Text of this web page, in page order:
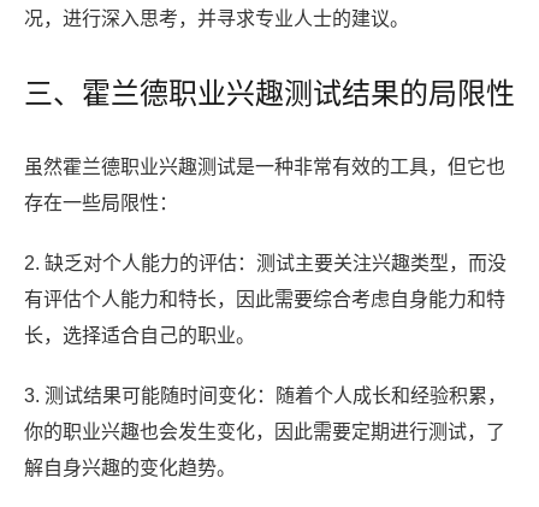
况，进行深入思考，并寻求专业人士的建议。
三、霍兰德职业兴趣测试结果的局限性
虽然霍兰德职业兴趣测试是一种非常有效的工具，但它也
存在一些局限性：
2. 缺乏对个人能力的评估：测试主要关注兴趣类型，而没
有评估个人能力和特长，因此需要综合考虑自身能力和特
长，选择适合自己的职业。
3. 测试结果可能随时间变化：随着个人成长和经验积累，
你的职业兴趣也会发生变化，因此需要定期进行测试，了
解自身兴趣的变化趋势。